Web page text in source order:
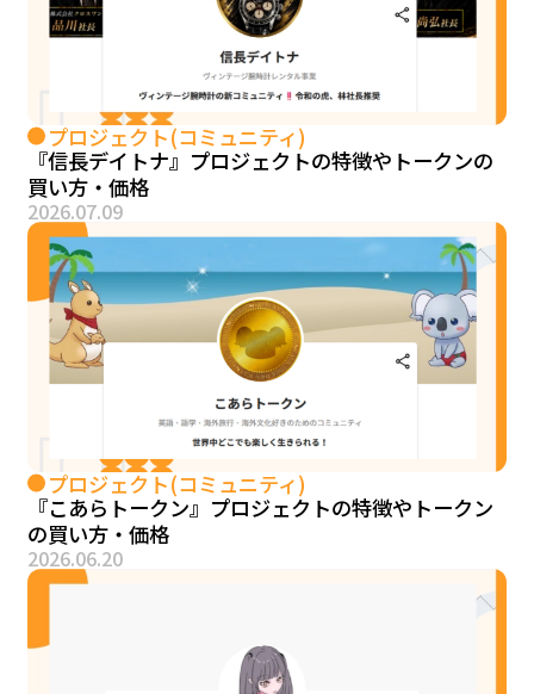
プロジェクト(コミュニティ)
『信長デイトナ』プロジェクトの特徴やトークンの
買い方・価格
2026.07.09
プロジェクト(コミュニティ)
『こあらトークン』プロジェクトの特徴やトークン
の買い方・価格
2026.06.20